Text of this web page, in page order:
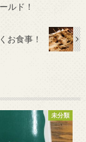
ルド！
お食事！
未分類